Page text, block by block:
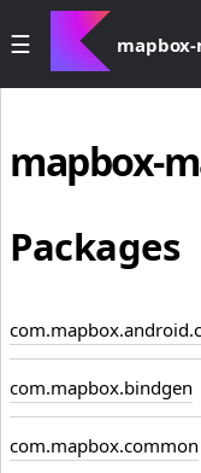
mapbox-
Packages
com.mapbox.bindgen
com.mapbox.common